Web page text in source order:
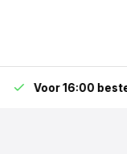
16:00 bestellen is